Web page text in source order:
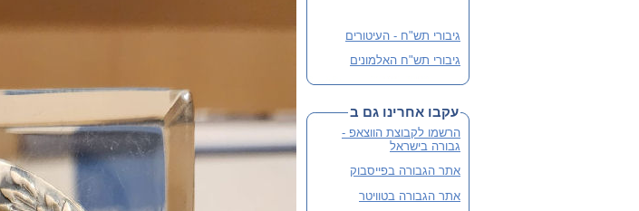
גיבורי תש"ח - העיטורים
גיבורי תש"ח האלמונים
שתי מהדורות קודמות אזלו
והנוכחית מורחבת
עקבו אחרינו גם ב
הרשמו לקבוצת הווצאפ -
גבורה בישראל
אתר הגבורה בפייסבוק
אתר הגבורה בטוויטר